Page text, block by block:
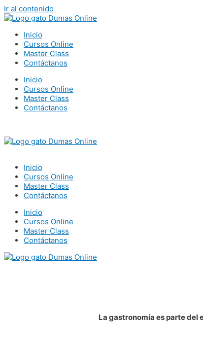
Ir al contenido
Inicio
Cursos Online
Master Class
Contáctanos
Inicio
Cursos Online
Master Class
Contáctanos
Inicio
Cursos Online
Master Class
Contáctanos
Inicio
Cursos Online
Master Class
Contáctanos
La gastronomía es parte del